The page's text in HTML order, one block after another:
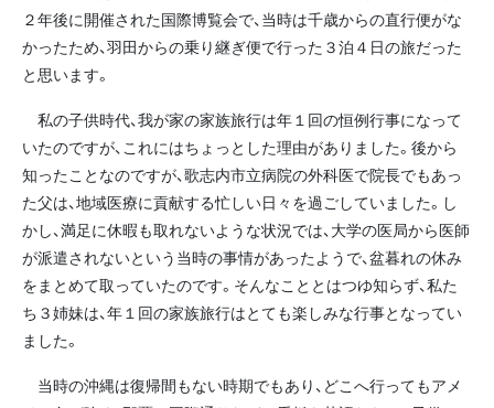
２年後に開催された国際博覧会で、当時は千歳からの直行便がな
かったため、羽田からの乗り継ぎ便で行った３泊４日の旅だった
と思います。
私の子供時代、我が家の家族旅行は年１回の恒例行事になって
いたのですが、これにはちょっとした理由がありました。後から
知ったことなのですが、歌志内市立病院の外科医で院長でもあっ
た父は、地域医療に貢献する忙しい日々を過ごしていました。し
かし、満足に休暇も取れないような状況では、大学の医局から医師
が派遣されないという当時の事情があったようで、盆暮れの休み
をまとめて取っていたのです。そんなこととはつゆ知らず、私た
ち３姉妹は、年１回の家族旅行はとても楽しみな行事となってい
ました。
当時の沖縄は復帰間もない時期でもあり、どこへ行ってもアメ